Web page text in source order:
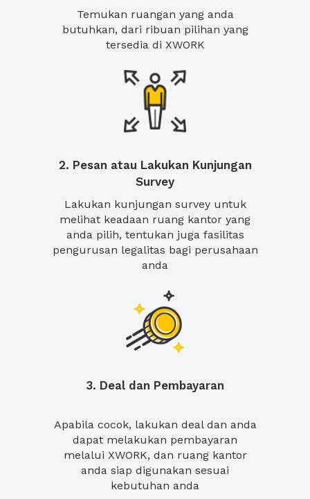
Temukan ruangan yang anda
butuhkan, dari ribuan pilihan yang
tersedia di XWORK
2. Pesan atau Lakukan Kunjungan
Survey
Lakukan kunjungan survey untuk
melihat keadaan ruang kantor yang
anda pilih, tentukan juga fasilitas
pengurusan legalitas bagi perusahaan
anda
3. Deal dan Pembayaran
Apabila cocok, lakukan deal dan anda
dapat melakukan pembayaran
melalui XWORK, dan ruang kantor
anda siap digunakan sesuai
kebutuhan anda